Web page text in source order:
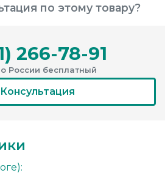
по этому товару?
266-78-91
России бесплатный
Консультация